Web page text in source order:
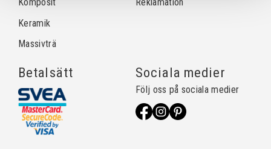
Keramik
Massivträ
Betalsätt Sociala medier
Följ oss på sociala medier